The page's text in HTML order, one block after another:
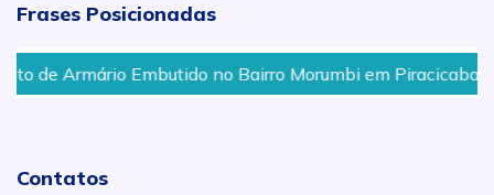
Frases Posicionadas
Embutido no Bairro Morumbi em Piracicaba
Contatos